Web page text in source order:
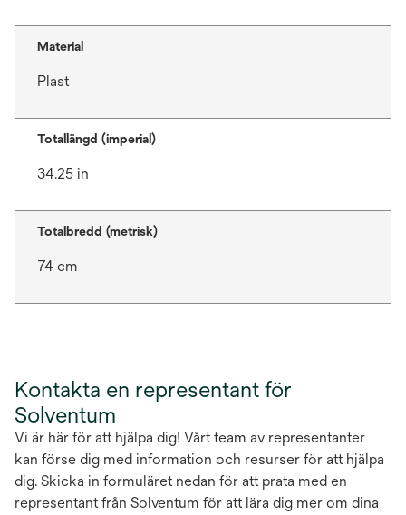
Material
Plast
Totallängd (imperial)
34.25 in
Totalbredd (metrisk)
74 cm
Kontakta en representant för
Solventum
Vi är här för att hjälpa dig! Vårt team av representanter
kan förse dig med information och resurser för att hjälpa
dig. Skicka in formuläret nedan för att prata med en
representant från Solventum för att lära dig mer om dina